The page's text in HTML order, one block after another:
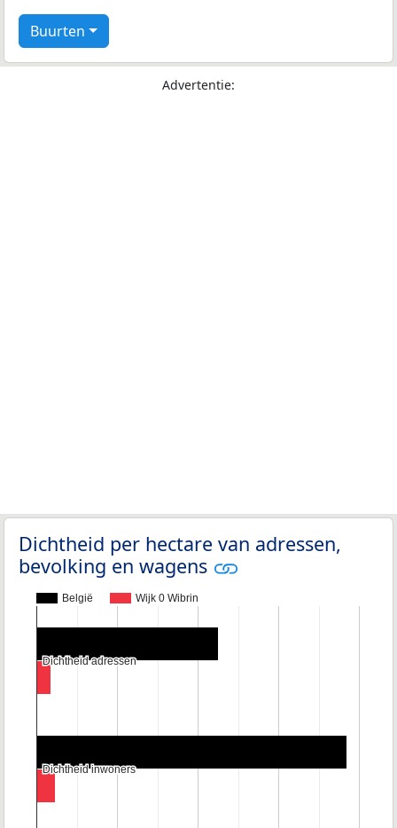
Buurten
Advertentie:
Dichtheid per hectare van adressen,
bevolking en wagens
België Wijk 0 Wibrin
Dichtheid adressen
Dichtheid adressen
Dichtheid inwoners
Dichtheid inwoners